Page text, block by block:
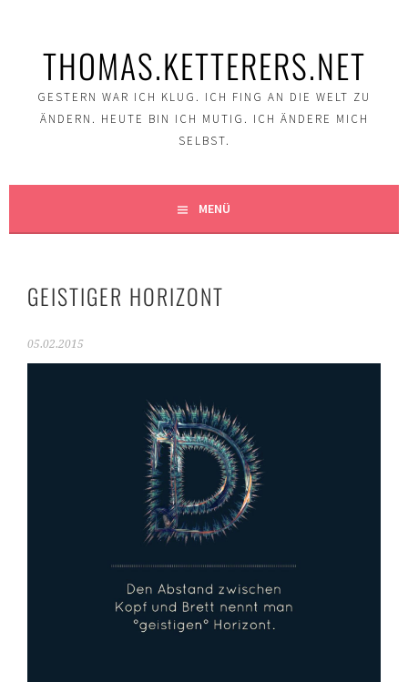
THOMAS.KETTERERS.NET
GESTERN WAR ICH KLUG. ICH FING AN DIE WELT ZU
ÄNDERN. HEUTE BIN ICH MUTIG. ICH ÄNDERE MICH
SELBST.
MENÜ
GEISTIGER HORIZONT
05.02.2015